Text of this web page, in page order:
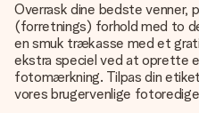
Overrask dine bedste venner,
(forretnings) forhold med to
en smuk trækasse med et
ekstra speciel ved at oprette
fotomærkning. Tilpas din
vores brugervenlige